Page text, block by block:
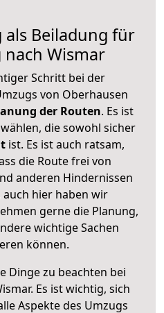
Beiladung für
Wismar
Schritt bei der
von Oberhausen
der Routen. Es ist
die sowohl sicher
ist. Es ist auch ratsam,
die Route frei von
anderen Hindernissen
auch hier haben wir
gerne die Planung,
wichtige Sachen
können.
Dinge zu beachten bei
Es ist wichtig, sich
Aspekte des Umzugs